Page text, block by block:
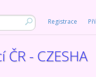
Registrace
- CZESHA